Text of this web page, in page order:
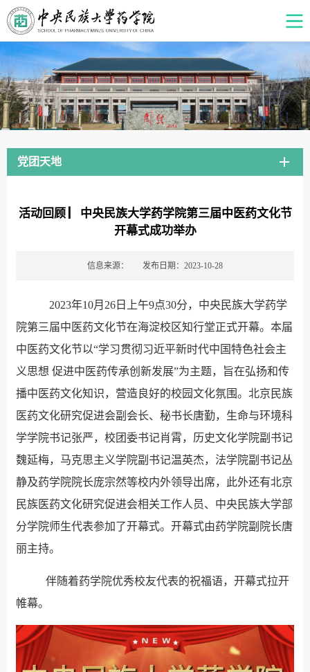
党团天地
活动回顾 ▏中央民族大学药学院第三届中医药文化节
开幕式成功举办
信息来源： 发布日期：2023-10-28
2023年10月26日上午9点30分，中央民族大学药学
院第三届中医药文化节在海淀校区知行堂正式开幕。本届
中医药文化节以“学习贯彻习近平新时代中国特色社会主
义思想 促进中医药传承创新发展”为主题，旨在弘扬和传
播中医药文化知识，营造良好的校园文化氛围。北京民族
医药文化研究促进会副会长、秘书长唐勤，生命与环境科
学学院书记张严，校团委书记肖霄，历史文化学院副书记
魏延梅，马克思主义学院副书记温英杰，法学院副书记丛
静及药学院院长庞宗然等校内外领导出席，此外还有北京
民族医药文化研究促进会相关工作人员、中央民族大学部
分学院师生代表参加了开幕式。开幕式由药学院副院长唐
丽主持。
伴随着药学院优秀校友代表的祝福语，开幕式拉开
帷幕。